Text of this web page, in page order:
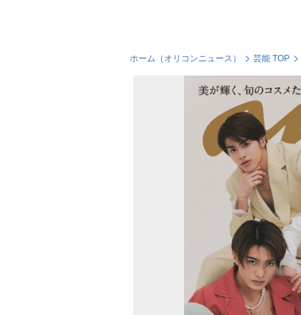
ホーム（オリコンニュース） 芸能 TOP